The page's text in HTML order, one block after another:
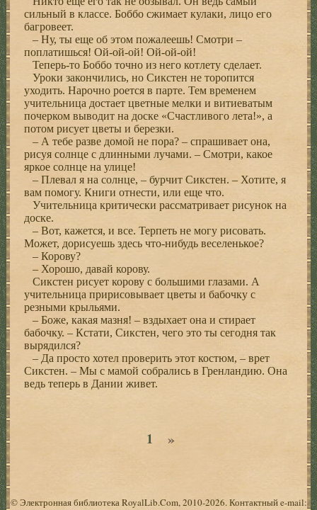
сильный в классе. Боббо сжимает кулаки, лицо его
багровеет.
– Ну, ты еще об этом пожалеешь! Смотри –
поплатишься! Ой-ой-ой! Ой-ой-ой!
Теперь-то Боббо точно из него котлету сделает.
Уроки закончились, но Сикстен не торопится
уходить. Нарочно роется в парте. Тем временем
учительница достает цветные мелки и витиеватым
почерком выводит на доске «Счастливого лета!», а
потом рисует цветы и березки.
– А тебе разве домой не пора? – спрашивает она,
рисуя солнце с длинными лучами. – Смотри, какое
яркое солнце на улице!
– Плевал я на солнце, – бурчит Сикстен. – Хотите, я
вам помогу. Книги отнести, или еще что.
Учительница критически рассматривает рисунок на
доске.
– Вот, кажется, и все. Терпеть не могу рисовать.
Может, дорисуешь здесь что-нибудь веселенькое?
– Корову?
– Хорошо, давай корову.
Сикстен рисует корову с большими глазами. А
учительница пририсовывает цветы и бабочку с
резными крыльями.
– Боже, какая мазня! – вздыхает она и стирает
бабочку. – Кстати, Сикстен, чего это ты сегодня так
вырядился?
– Да просто хотел проверить этот костюм, – врет
Сикстен. – Мы с мамой собрались в Гренландию. Она
ведь теперь в Дании живет.
1 »
© Электронная библиотека RoyalLib.Com, 2010-2026. Контактный e-mail: